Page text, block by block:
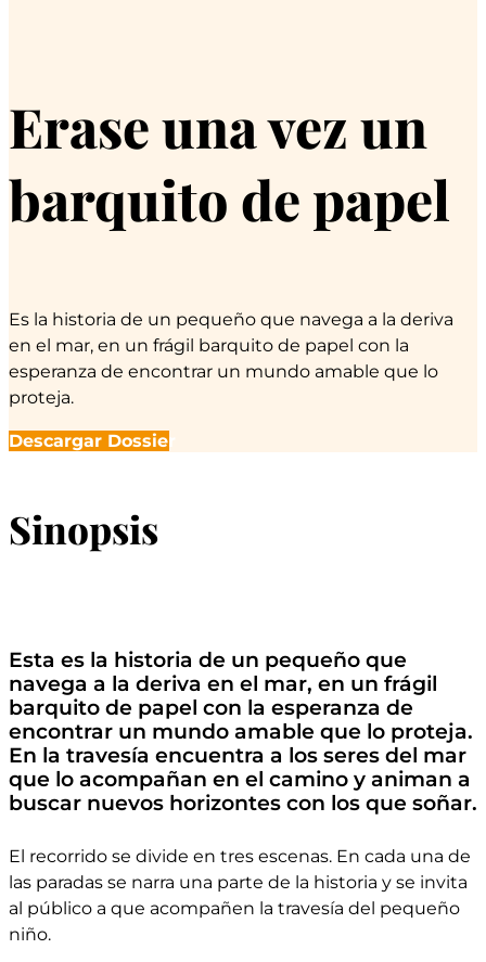
Erase una vez un
barquito de papel
Es la historia de un pequeño que navega a la deriva
en el mar, en un frágil barquito de papel con la
esperanza de encontrar un mundo amable que lo
proteja.
Descargar Dossier
Sinopsis
Esta es la historia de un pequeño que
navega a la deriva en el mar, en un frágil
barquito de papel con la esperanza de
encontrar un mundo amable que lo proteja.
En la travesía encuentra a los seres del mar
que lo acompañan en el camino y animan a
buscar nuevos horizontes con los que soñar.
El recorrido se divide en tres escenas. En cada una de
las paradas se narra una parte de la historia y se invita
al público a que acompañen la travesía del pequeño
niño.